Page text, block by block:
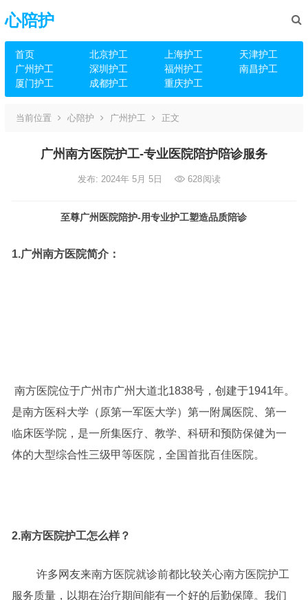
心陪护
首页 北京护工 上海护工
天津护工
广州护工
深圳护工 福州护工
南昌护工
厦门护工
成都护工 重庆护工
当前位置 心陪护 广州护工 正文
广州南方医院护工-专业医院陪护陪诊服务
发布: 2024年 5月 5日 628阅读
至尊广州医院陪护-用专业护工塑造品质陪诊
1.广州南方医院简介：
南方医院位于广州市广州大道北1838号，创建于1941年。
是南方医科大学（原第一军医大学）第一附属医院、第一
临床医学院，是一所集医疗、教学、科研和预防保健为一
体的大型综合性三级甲等医院，全国首批百佳医院。
2.南方医院护工怎么样？
许多网友来南方医院就诊前都比较关心南方医院护工
服务质量，以期在治疗期间能有一个好的后勤保障。我们